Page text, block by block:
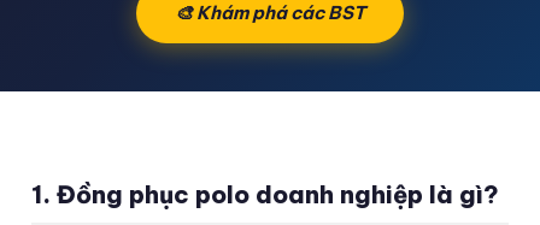
🎨 Khám phá các BST
1. Đồng phục polo doanh nghiệp là gì?